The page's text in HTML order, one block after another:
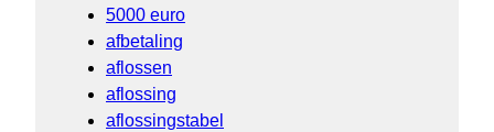
5000 euro
afbetaling
aflossen
aflossing
aflossingstabel